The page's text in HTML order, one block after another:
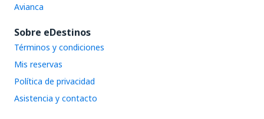
Avianca
Sobre eDestinos
Términos y condiciones
Mis reservas
Política de privacidad
Asistencia y contacto